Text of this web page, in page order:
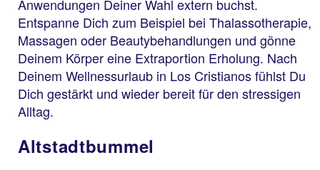
Anwendungen Deiner Wahl extern buchst.
Entspanne Dich zum Beispiel bei Thalassotherapie,
Massagen oder Beautybehandlungen und gönne
Deinem Körper eine Extraportion Erholung. Nach
Deinem Wellnessurlaub in Los Cristianos fühlst Du
Dich gestärkt und wieder bereit für den stressigen
Alltag.
Altstadtbummel